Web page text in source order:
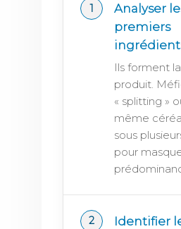
Analyser
premiers
Ils forment
produit.
« splitting »
même
sous
pour
Identifier